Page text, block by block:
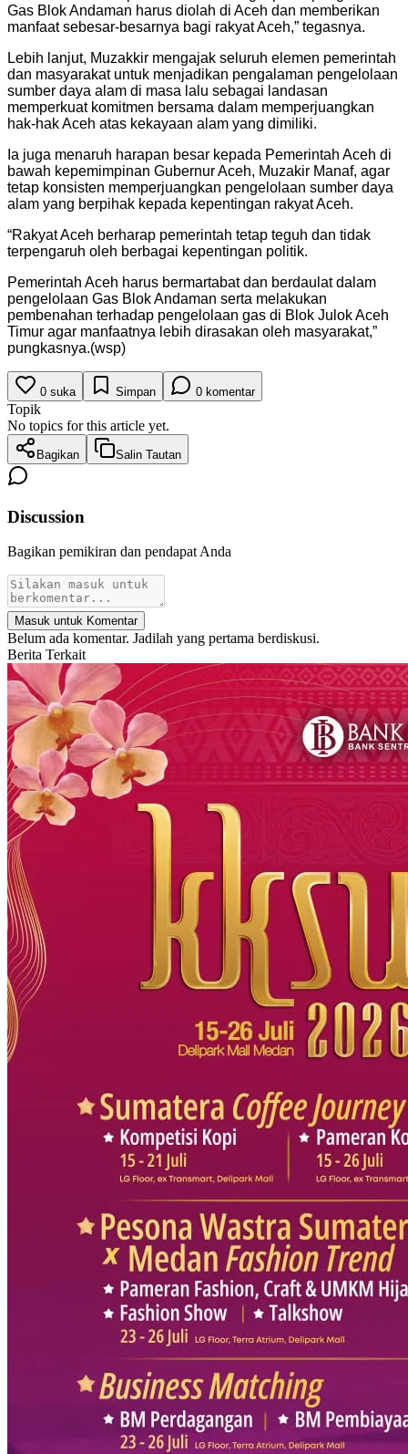
Gas Blok Andaman harus diolah di Aceh dan memberikan
manfaat sebesar-besarnya bagi rakyat Aceh,” tegasnya.
Lebih lanjut, Muzakkir mengajak seluruh elemen pemerintah
dan masyarakat untuk menjadikan pengalaman pengelolaan
sumber daya alam di masa lalu sebagai landasan
memperkuat komitmen bersama dalam memperjuangkan
hak-hak Aceh atas kekayaan alam yang dimiliki.
Ia juga menaruh harapan besar kepada Pemerintah Aceh di
bawah kepemimpinan Gubernur Aceh, Muzakir Manaf, agar
tetap konsisten memperjuangkan pengelolaan sumber daya
alam yang berpihak kepada kepentingan rakyat Aceh.
“Rakyat Aceh berharap pemerintah tetap teguh dan tidak
terpengaruh oleh berbagai kepentingan politik.
Pemerintah Aceh harus bermartabat dan berdaulat dalam
pengelolaan Gas Blok Andaman serta melakukan
pembenahan terhadap pengelolaan gas di Blok Julok Aceh
Timur agar manfaatnya lebih dirasakan oleh masyarakat,”
pungkasnya.(wsp)
0 suka Simpan 0 komentar
Topik
No topics for this article yet.
Bagikan Salin Tautan
Discussion
Bagikan pemikiran dan pendapat Anda
Masuk untuk Komentar
Belum ada komentar. Jadilah yang pertama berdiskusi.
Berita Terkait